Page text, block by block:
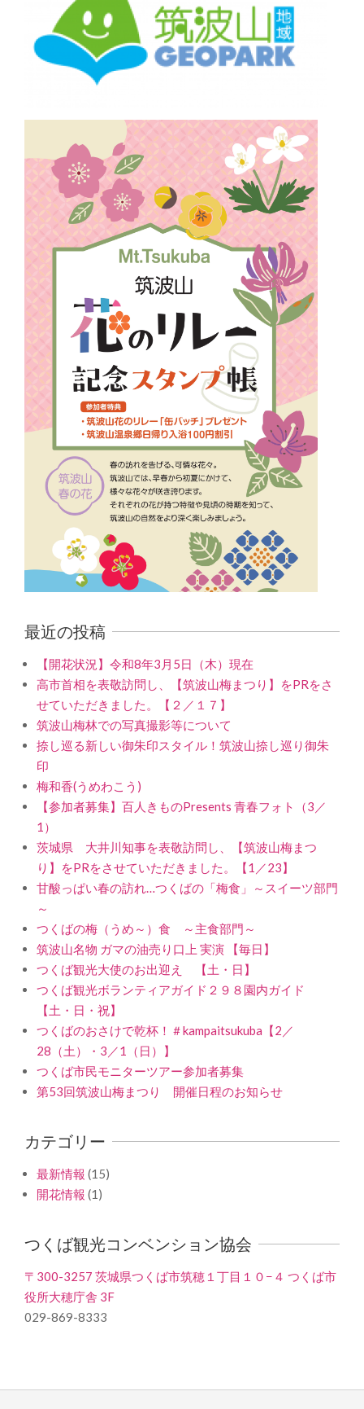
最近の投稿
【開花状況】令和8年3月5日（木）現在
高市首相を表敬訪問し、【筑波山梅まつり】をPRをさ
せていただきました。【２／１７】
筑波山梅林での写真撮影等について
捺し巡る新しい御朱印スタイル！筑波山捺し巡り御朱
印
梅和香(うめわこう)
【参加者募集】百人きものPresents 青春フォト（3／
1）
茨城県 大井川知事を表敬訪問し、【筑波山梅まつ
り】をPRをさせていただきました。【1／23】
甘酸っぱい春の訪れ…つくばの「梅食」～スイーツ部門
～
つくばの梅（うめ～）食 ～主食部門～
筑波山名物 ガマの油売り口上 実演 【毎日】
つくば観光大使のお出迎え 【土・日】
つくば観光ボランティアガイド２９８園内ガイド
【土・日・祝】
つくばのおさけで乾杯！＃kampaitsukuba【2／
28（土）・3／1（日）】
つくば市民モニターツアー参加者募集
第53回筑波山梅まつり 開催日程のお知らせ
カテゴリー
最新情報 (15)
開花情報 (1)
つくば観光コンベンション協会
〒300-3257 茨城県つくば市筑穂１丁目１０−４ つくば市
役所大穂庁舎 3F
029-869-8333